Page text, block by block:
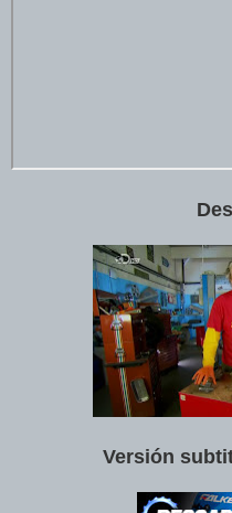
Versión